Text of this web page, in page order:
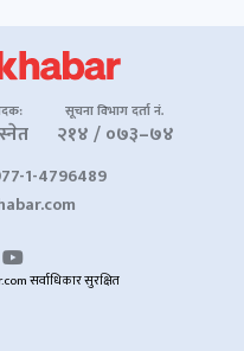
सूचना विभाग दर्ता नं.
२१४ / ०७३–७४
1-4796489
सर्वाधिकार सुरक्षित